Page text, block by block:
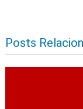
Posts